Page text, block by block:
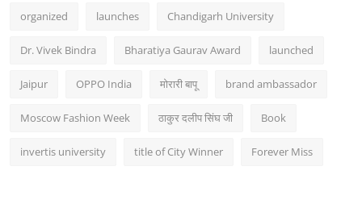
organized launches Chandigarh University
Dr. Vivek Bindra Bharatiya Gaurav Award launched
Jaipur OPPO India मोरारी बापू brand ambassador
Moscow Fashion Week ठाकुर दलीप सिंघ जी Book
invertis university title of City Winner Forever Miss